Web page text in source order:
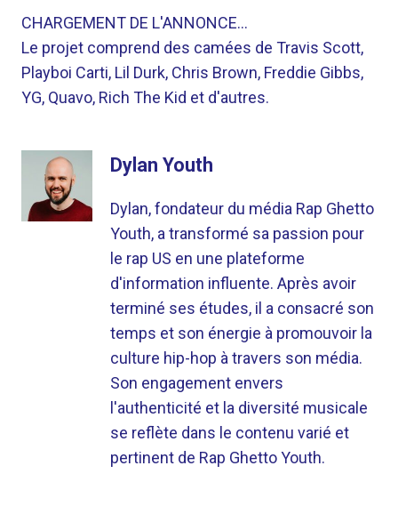
CHARGEMENT DE L'ANNONCE…
Le projet comprend des camées de Travis Scott,
Playboi Carti, Lil Durk, Chris Brown, Freddie Gibbs,
YG, Quavo, Rich The Kid et d'autres.
Dylan Youth
Dylan, fondateur du média Rap Ghetto
Youth, a transformé sa passion pour
le rap US en une plateforme
d'information influente. Après avoir
terminé ses études, il a consacré son
temps et son énergie à promouvoir la
culture hip-hop à travers son média.
Son engagement envers
l'authenticité et la diversité musicale
se reflète dans le contenu varié et
pertinent de Rap Ghetto Youth.